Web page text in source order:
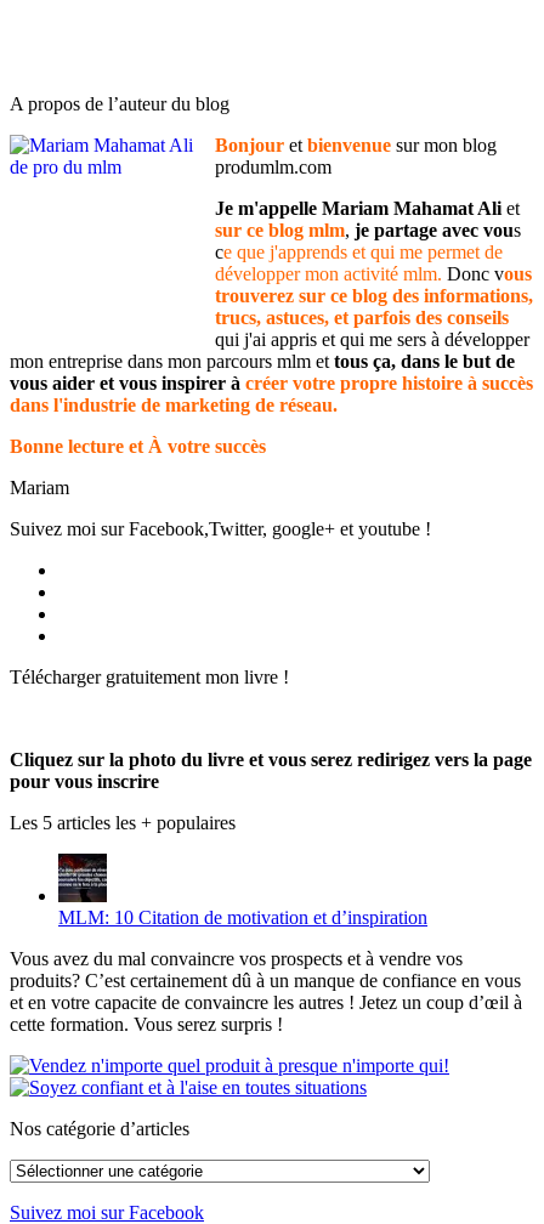
A propos de l’auteur du blog
Bonjour et bienvenue sur mon blog
produmlm.com
Je m'appelle Mariam Mahamat Ali et
sur ce blog mlm, je partage avec vous
ce que j'apprends et qui me permet de
développer mon activité mlm. Donc vous
trouverez sur ce blog des informations,
trucs, astuces, et parfois des conseils
qui j'ai appris et qui me sers à développer
mon entreprise dans mon parcours mlm et tous ça, dans le but de
vous aider et vous inspirer à créer votre propre histoire à succès
dans l'industrie de marketing de réseau.
Bonne lecture et À votre succès
Mariam
Suivez moi sur Facebook,Twitter, google+ et youtube !
sur
porodumlm
de
profil
Google+
Télécharger gratuitement mon livre !
Cliquez sur la photo du livre et vous serez redirigez vers la page
pour vous inscrire
Les 5 articles les + populaires
MLM: 10 Citation de motivation et d’inspiration
Vous avez du mal convaincre vos prospects et à vendre vos
produits? C’est certainement dû à un manque de confiance en vous
et en votre capacite de convaincre les autres ! Jetez un coup d’œil à
cette formation. Vous serez surpris !
Nos catégorie d’articles
Nos
d’articles
Suivez moi sur Facebook